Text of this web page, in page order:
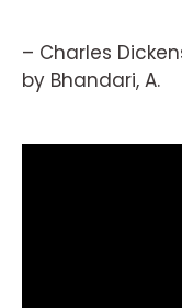
– Charles
by Bhandari, A.